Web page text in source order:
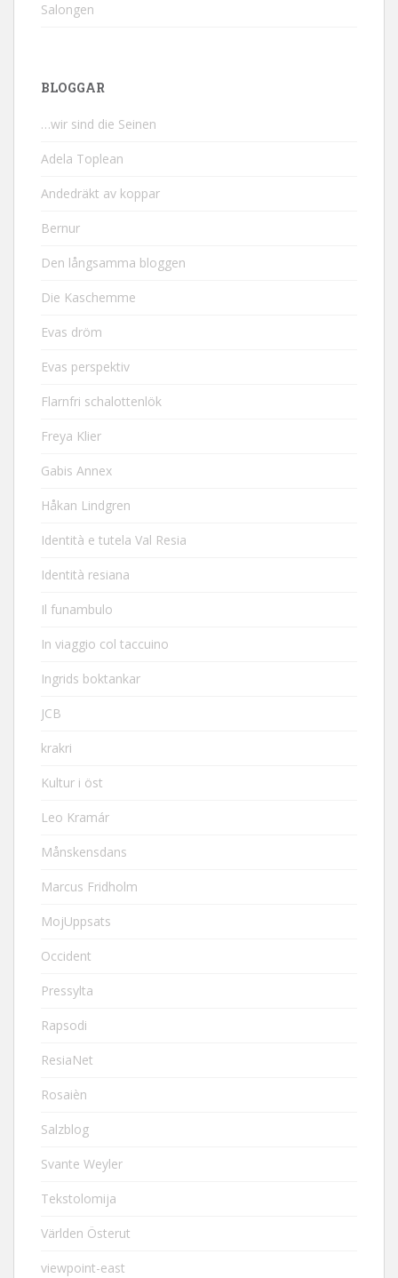
Salongen
BLOGGAR
…wir sind die Seinen
Adela Toplean
Andedräkt av koppar
Bernur
Den långsamma bloggen
Die Kaschemme
Evas dröm
Evas perspektiv
Flarnfri schalottenlök
Freya Klier
Gabis Annex
Håkan Lindgren
Identità e tutela Val Resia
Identità resiana
Il funambulo
In viaggio col taccuino
Ingrids boktankar
JCB
krakri
Kultur i öst
Leo Kramár
Månskensdans
Marcus Fridholm
MojUppsats
Occident
Pressylta
Rapsodi
ResiaNet
Rosaièn
Salzblog
Svante Weyler
Tekstolomija
Världen Österut
viewpoint-east